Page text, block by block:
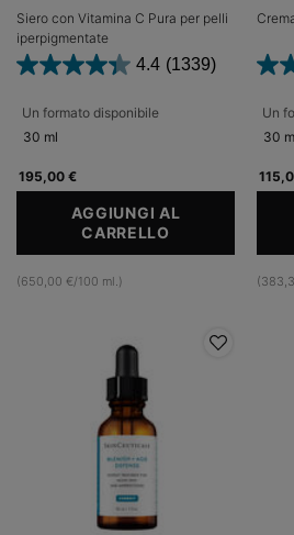
Siero con Vitamina C Pura per pelli
iperpigmentate
4.4 (1339)
Un formato disponibile
30 ml
195,00 €
AGGIUNGI AL
CARRELLO
(650,00 €/100 ml.)
Un
30